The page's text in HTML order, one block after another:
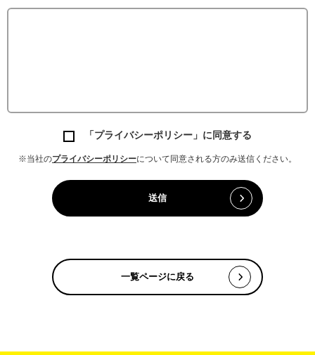
「プライバシーポリシー」に同意する
※当社のプライバシーポリシーについて同意される方のみ送信ください。
一覧ページに戻る